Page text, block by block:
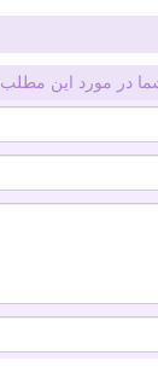
در مورد این مطلب